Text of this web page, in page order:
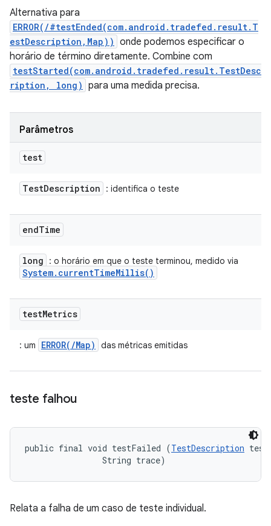
Alternativa para
ERROR(/#testEnded(com.android.tradefed.result.T
estDescription,Map)) onde podemos especificar o
horário de término diretamente. Combine com
testStarted(com.android.tradefed.result.TestDesc
ription, long) para uma medida precisa.
Parâmetros
test
TestDescription : identifica o teste
endTime
long : o horário em que o teste terminou, medido via
System. currentTimeMillis( )
testMetrics
: um ERROR(/Map) das métricas emitidas
teste falhou
public final void testFailed (TestDescription
                String trace)
Relata a falha de um caso de teste individual.